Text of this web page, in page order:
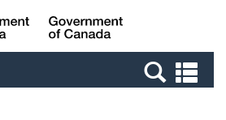
Passer
au
Passer
à
Canada
et